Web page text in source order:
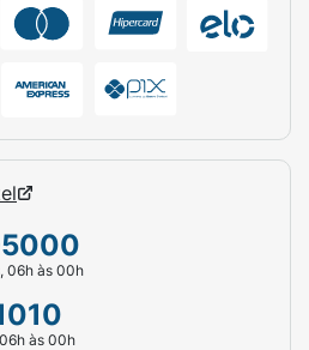
Líquido em Gel.
Negra.
Mãos e Banho (Corpo).
Econômico / Mais
06h às 00h
às 00h